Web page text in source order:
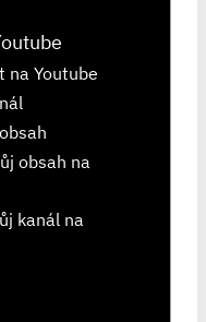
na Youtube
obsah na
kanál na